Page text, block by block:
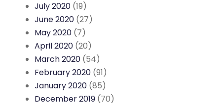
July 2020 (19)
June 2020 (27)
May 2020 (7)
April 2020 (20)
March 2020 (54)
February 2020 (91)
January 2020 (85)
December 2019 (70)